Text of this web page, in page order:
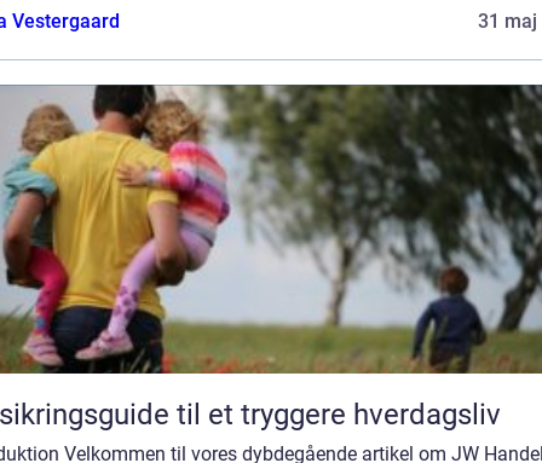
Vestergaard
31 maj
til et tryggere hverdagsliv
Velkommen til vores dybdegående artikel om JW